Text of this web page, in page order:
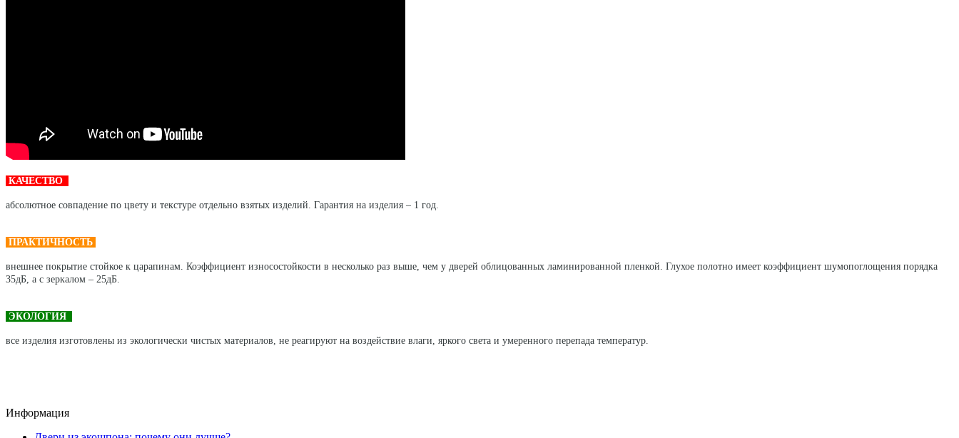
КАЧЕСТВО
абсолютное совпадение по цвету и текстуре отдельно взятых изделий. Гарантия на изделия – 1 год.
ПРАКТИЧНОСТЬ
внешнее покрытие стойкое к царапинам. Коэффициент износостойкости в несколько раз выше, чем у дверей облицованных ламинированной пленкой. Глухое полотно имеет коэффициент шумопоглощения порядка
35дБ, а с зеркалом – 25дБ.
ЭКОЛОГИЯ
все изделия изготовлены из экологически чистых материалов, не реагируют на воздействие влаги, яркого света и умеренного перепада температур.
Информация